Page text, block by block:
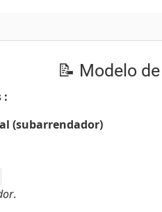
📝 Modelo
:
(subarrendador)
.